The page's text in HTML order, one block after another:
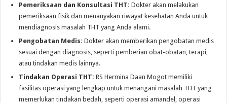
Pemeriksaan dan Konsultasi THT: Dokter akan melakukan
pemeriksaan fisik dan menanyakan riwayat kesehatan Anda untuk
mendiagnosis masalah THT yang Anda alami.
Pengobatan Medis: Dokter akan memberikan pengobatan medis
sesuai dengan diagnosis, seperti pemberian obat-obatan, terapi,
atau tindakan medis lainnya.
Tindakan Operasi THT: RS Hermina Daan Mogot memiliki
fasilitas operasi yang lengkap untuk menangani masalah THT yang
memerlukan tindakan bedah, seperti operasi amandel, operasi